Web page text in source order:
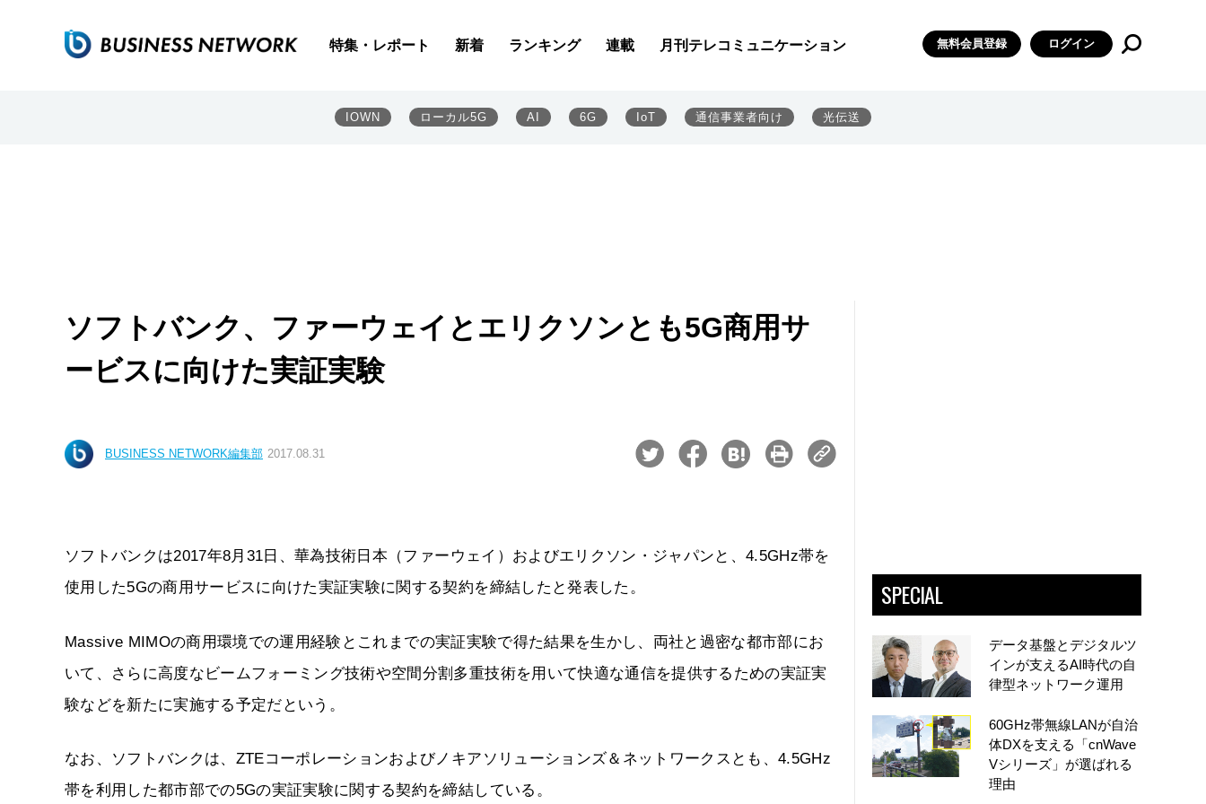
特集・レポート 新着 ランキング 連載 月刊テレコミュニケーション 無料会員登録 ログイン
IOWN ローカル5G AI 6G IoT 通信事業者向け 光伝送
ソフトバンク、ファーウェイとエリクソンとも5G商用サ
ービスに向けた実証実験
BUSINESS NETWORK編集部 2017.08.31
ソフトバンクは2017年8月31日、華為技術日本（ファーウェイ）およびエリクソン・ジャパンと、4.5GHz帯を
使用した5Gの商用サービスに向けた実証実験に関する契約を締結したと発表した。
Massive MIMOの商用環境での運用経験とこれまでの実証実験で得た結果を生かし、両社と過密な都市部にお
いて、さらに高度なビームフォーミング技術や空間分割多重技術を用いて快適な通信を提供するための実証実
験などを新たに実施する予定だという。
なお、ソフトバンクは、ZTEコーポレーションおよびノキアソリューションズ＆ネットワークスとも、4.5GHz
帯を利用した都市部での5Gの実証実験に関する契約を締結している。
SPECIAL
データ基盤とデジタルツ
インが支えるAI時代の自
律型ネットワーク運用
60GHz帯無線LANが自治
体DXを支える「cnWave
Vシリーズ」が選ばれる
理由